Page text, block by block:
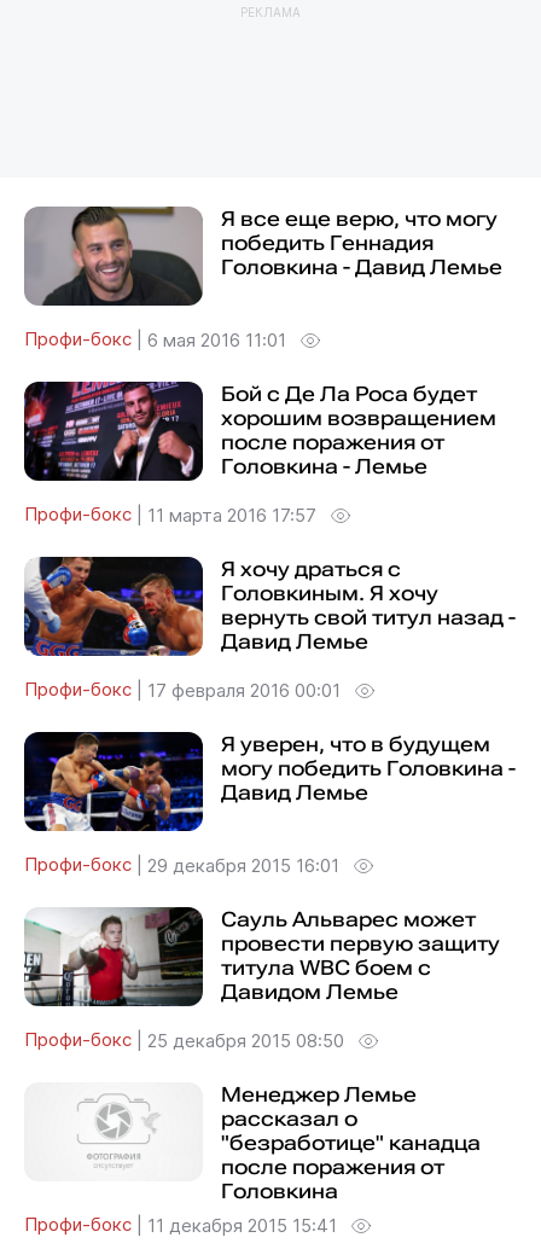
РЕКЛАМА
Я все еще верю, что могу
победить Геннадия
Головкина - Давид Лемье
Профи-бокс 6 мая 2016 11:01
Бой с Де Ла Роса будет
хорошим возвращением
после поражения от
Головкина - Лемье
Профи-бокс 11 марта 2016 17:57
Я хочу драться с
Головкиным. Я хочу
вернуть свой титул назад -
Давид Лемье
Профи-бокс 17 февраля 2016 00:01
Я уверен, что в будущем
могу победить Головкина -
Давид Лемье
Профи-бокс 29 декабря 2015 16:01
Сауль Альварес может
провести первую защиту
титула WBC боем с
Давидом Лемье
Профи-бокс 25 декабря 2015 08:50
Менеджер Лемье
рассказал о
"безработице" канадца
после поражения от
Головкина
Профи-бокс 11 декабря 2015 15:41